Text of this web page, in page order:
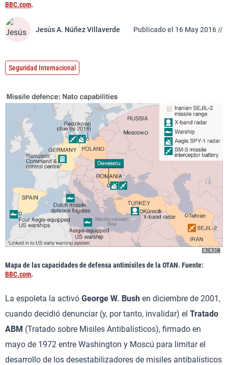
BBC.com.
Jesús A. Núñez Villaverde Publicado el 16 May 2016 //
Seguridad Internacional
Mapa de las capacidades de defensa antimisiles de la OTAN. Fuente:
BBC.com.
La espoleta la activó George W. Bush en diciembre de 2001,
cuando decidió denunciar (y, por tanto, invalidar) el Tratado
ABM (Tratado sobre Misiles Antibalísticos), firmado en
mayo de 1972 entre Washington y Moscú para limitar el
desarrollo de los desestabilizadores de misiles antibalísticos